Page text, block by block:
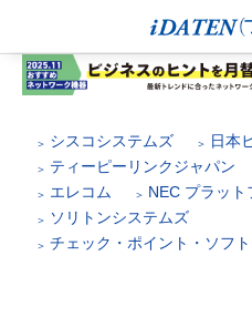
シスコシステムズ
日本
ティーピーリンクジャパン
エレコム
NEC プラット
ソリトンシステムズ
チェック・ポイント・ソフ